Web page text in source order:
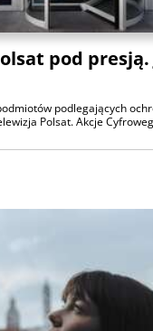
pod presją.
podlegających
Polsat. Akcje